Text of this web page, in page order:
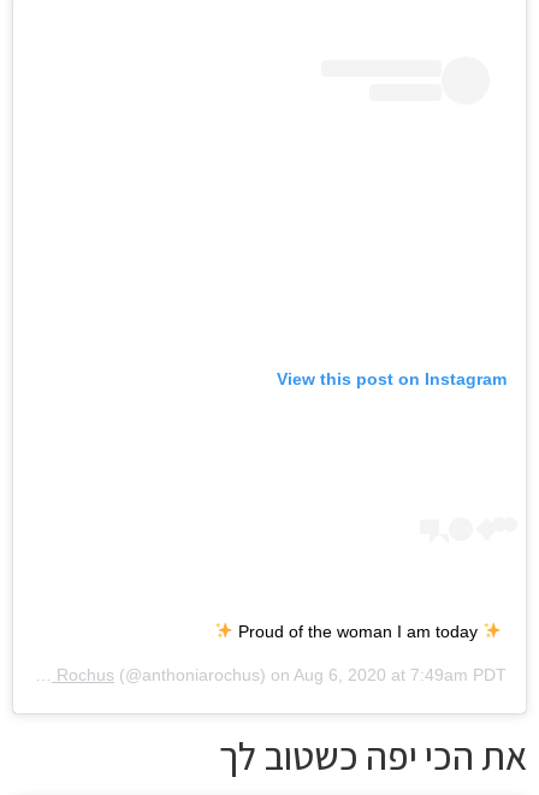
View this post on Instagram
Anthonia Rochus (@anthoniarochus) on Aug 6, 2020 at 7:49am PDT
את הכי יפה כשטוב לך